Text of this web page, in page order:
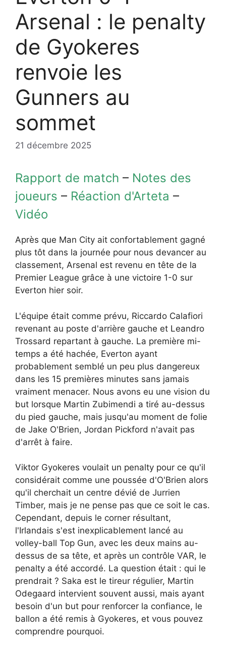
Arsenal : le penalty
de Gyokeres
renvoie les
Gunners au
sommet
21 décembre 2025
Rapport de match – Notes des
joueurs – Réaction d'Arteta –
Vidéo
Après que Man City ait confortablement gagné
plus tôt dans la journée pour nous devancer au
classement, Arsenal est revenu en tête de la
Premier League grâce à une victoire 1-0 sur
Everton hier soir.
L'équipe était comme prévu, Riccardo Calafiori
revenant au poste d'arrière gauche et Leandro
Trossard repartant à gauche. La première mi-
temps a été hachée, Everton ayant
probablement semblé un peu plus dangereux
dans les 15 premières minutes sans jamais
vraiment menacer. Nous avons eu une vision du
but lorsque Martin Zubimendi a tiré au-dessus
du pied gauche, mais jusqu'au moment de folie
de Jake O'Brien, Jordan Pickford n'avait pas
d'arrêt à faire.
Viktor Gyokeres voulait un penalty pour ce qu'il
considérait comme une poussée d'O'Brien alors
qu'il cherchait un centre dévié de Jurrien
Timber, mais je ne pense pas que ce soit le cas.
Cependant, depuis le corner résultant,
l'Irlandais s'est inexplicablement lancé au
volley-ball Top Gun, avec les deux mains au-
dessus de sa tête, et après un contrôle VAR, le
penalty a été accordé. La question était : qui le
prendrait ? Saka est le tireur régulier, Martin
Odegaard intervient souvent aussi, mais ayant
besoin d'un but pour renforcer la confiance, le
ballon a été remis à Gyokeres, et vous pouvez
comprendre pourquoi.